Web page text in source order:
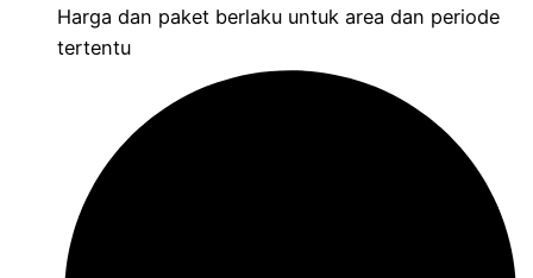
Harga dan paket berlaku untuk area dan periode
tertentu